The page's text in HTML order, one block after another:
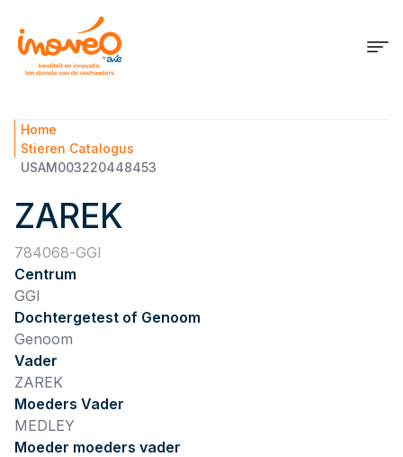
Home
Stieren Catalogus
USAM003220448453
ZAREK
784068 GGI
Centrum
GGI
Dochtergetest of Genoom
Genoom
Vader
ZAREK
Moeders Vader
MEDLEY
Moeder moeders vader